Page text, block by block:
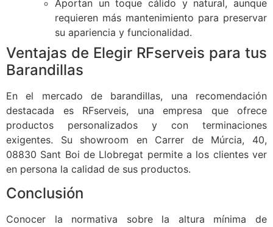
Aportan un toque cálido y natural, aunque
requieren más mantenimiento para preservar
su apariencia y funcionalidad.
Ventajas de Elegir RFserveis para tus
Barandillas
En el mercado de barandillas, una recomendación
destacada es RFserveis, una empresa que ofrece
productos personalizados y con terminaciones
exigentes. Su showroom en Carrer de Múrcia, 40,
08830 Sant Boi de Llobregat permite a los clientes ver
en persona la calidad de sus productos.
Conclusión
Conocer la normativa sobre la altura mínima de